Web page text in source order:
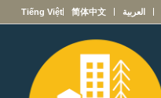
العربية 简体中文
Tiếng Việt